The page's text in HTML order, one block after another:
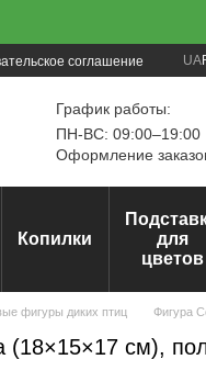
соглашение UA
График работы:
ПН-ВС: 09:00–19:00
Оформление
Копилки
для
цветов
фигуры диких птиц Фигура
(18×15×17 см),